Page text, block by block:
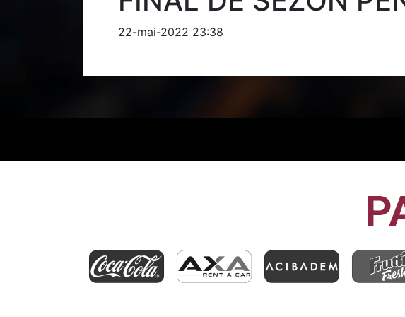
22-mai-2022 23:38